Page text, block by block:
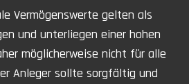
Vermögenswerte gelten als
und unterliegen einer hohen
möglicherweise nicht für alle
Anleger sollte sorgfältig und